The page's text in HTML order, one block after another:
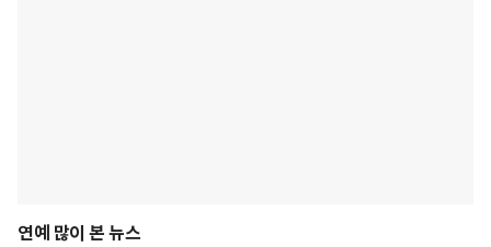
연예 많이 본 뉴스